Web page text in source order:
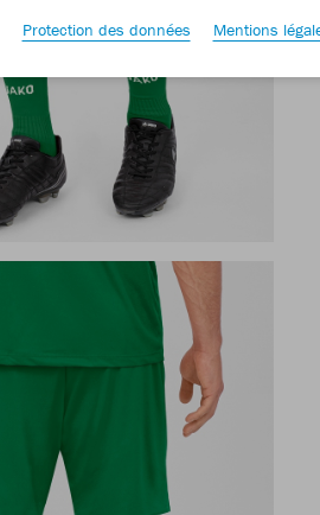
Protection des données Mentions